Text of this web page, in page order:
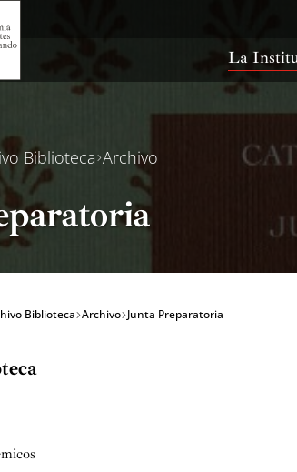
La
Biblioteca Archivo
Biblioteca Archivo Junta Preparatoria